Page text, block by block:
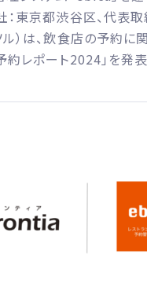
：東京都渋谷区、代表
ル）は、飲食店の予約に
約レポート2024」を発表